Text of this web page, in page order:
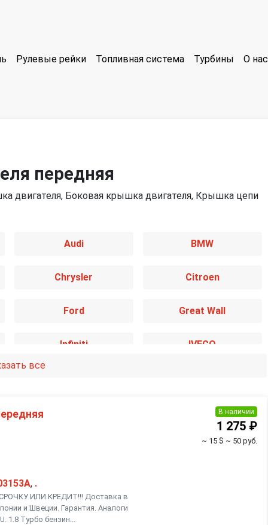
Рулевые рейки Топливная система Турбины О нас
передняя
двигателя, Боковая крышка двигателя, Крышка цепи
Audi BMW
Chrysler Citroen
Ford Great Wall
Infiniti IVECO
Mercedes-Benz
Opel
Smart
все
, .
ИЛИ КРЕДИТ!!! Доставка в
и Швеции. Гарантия. Аналоги
1.8 Турбо бензин...
В наличии
1 275 ₽
~ 15 $ ~ 50 руб.